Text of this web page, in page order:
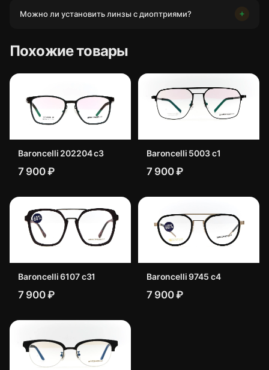
Можно ли установить линзы с диоптриями?
Похожие товары
Baroncelli 202204 c3
7 900 ₽
Baroncelli 5003 с1
7 900 ₽
Baroncelli 6107 c31
7 900 ₽
Baroncelli 9745 c4
7 900 ₽